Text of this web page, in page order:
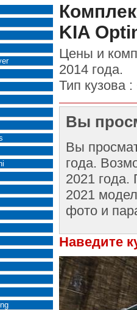
KIA
Цены и
2014 года.
Тип кузова :
Вы
Вы
года.
2021 года.
2021
фото и
Наведите